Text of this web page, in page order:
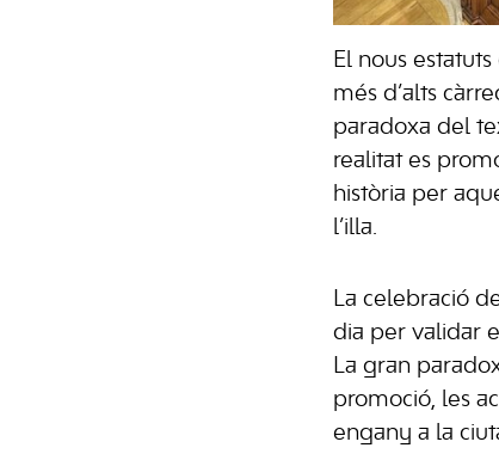
El nous
més d’alts
paradoxa del
realitat es
història per
l’illa.
La celebració
dia per validar
La gran
promoció, les
engany a la